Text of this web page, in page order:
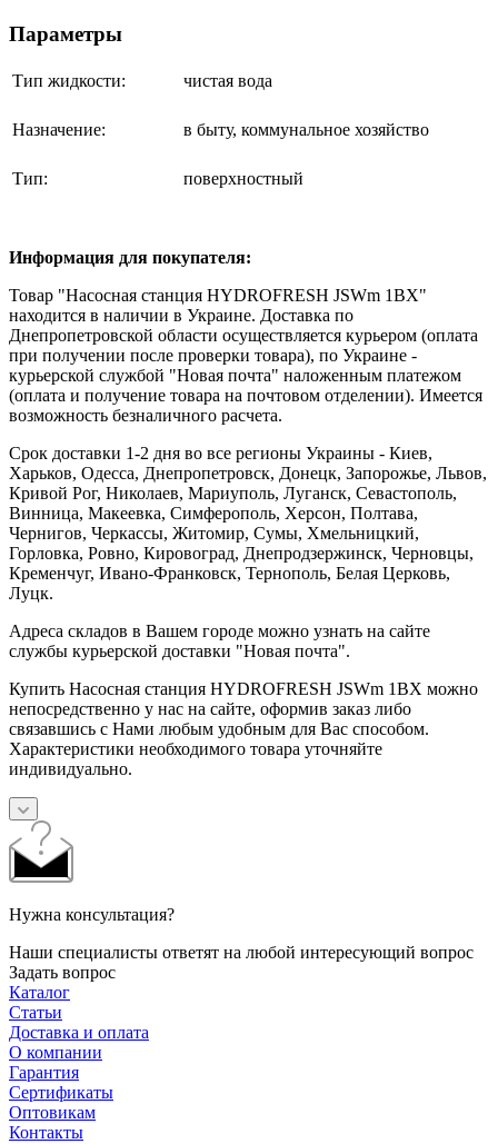
Параметры
Тип жидкости: чистая вода
Назначение: в быту, коммунальное хозяйство
Тип: поверхностный
Информация для покупателя:
Товар "Насосная станция HYDROFRESH JSWm 1BX"
находится в наличии в Украине. Доставка по
Днепропетровской области осуществляется курьером (оплата
при получении после проверки товара), по Украине -
курьерской службой "Новая почта" наложенным платежом
(оплата и получение товара на почтовом отделении). Имеется
возможность безналичного расчета.
Срок доставки 1-2 дня во все регионы Украины - Киев,
Харьков, Одесса, Днепропетровск, Донецк, Запорожье, Львов,
Кривой Рог, Николаев, Мариуполь, Луганск, Севастополь,
Винница, Макеевка, Симферополь, Херсон, Полтава,
Чернигов, Черкассы, Житомир, Сумы, Хмельницкий,
Горловка, Ровно, Кировоград, Днепродзержинск, Черновцы,
Кременчуг, Ивано-Франковск, Тернополь, Белая Церковь,
Луцк.
Адреса складов в Вашем городе можно узнать на сайте
службы курьерской доставки "Новая почта".
Купить Насосная станция HYDROFRESH JSWm 1BX можно
непосредственно у нас на сайте, оформив заказ либо
связавшись с Нами любым удобным для Вас способом.
Характеристики необходимого товара уточняйте
индивидуально.
Нужна консультация?
Наши специалисты ответят на любой интересующий вопрос
Задать вопрос
Каталог
Статьи
Доставка и оплата
О компании
Гарантия
Сертификаты
Оптовикам
Контакты